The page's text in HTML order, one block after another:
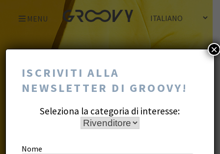
MENU
ISCRIVITI ALLA
NEWSLETTER DI GROOVY!
Seleziona la categoria di interesse:
Nome
×